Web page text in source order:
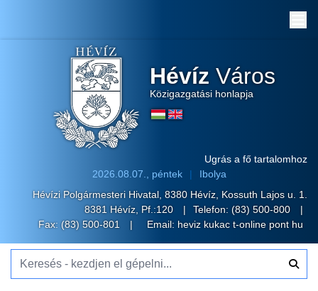
Hévíz Város
Közigazgatási honlapja
Ugrás a fő tartalomhoz
2026.08.07., péntek
Ibolya
Hévízi Polgármesteri Hivatal, 8380 Hévíz, Kossuth Lajos u. 1.
8381 Hévíz, Pf.:120
Telefon: (83) 500-800
Fax: (83) 500-801
Email: heviz kukac t-online pont hu